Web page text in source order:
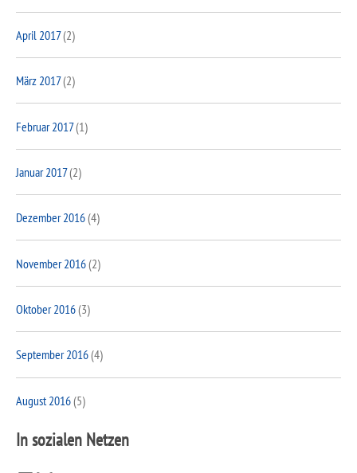
April 2017(2)
März 2017(2)
Februar 2017(1)
Januar 2017(2)
Dezember 2016(4)
November 2016(2)
Oktober 2016(3)
September 2016(4)
August 2016(5)
In sozialen Netzen